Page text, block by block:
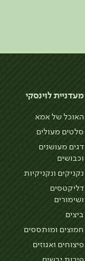
מעדניית לוינסקי
האוכל של אמא
סלטים מעולים
דגים מעושנים
וכבושים
נקניקים ונקניקיות
דליקטסים
ושימורים
ביצים
חמוצים ומותססים
פיצוחים ואגוזים